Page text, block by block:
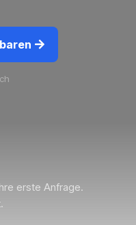
erste Anfrage.